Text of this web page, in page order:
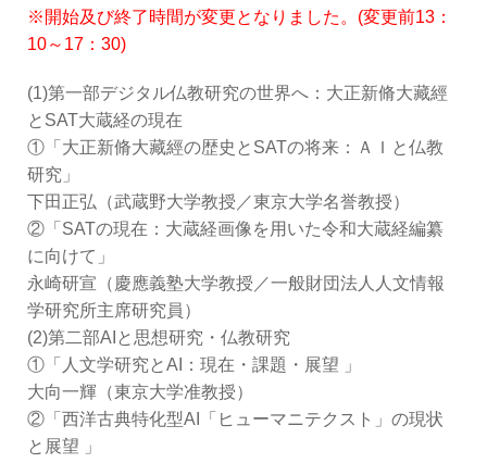
※開始及び終了時間が変更となりました。(変更前13：
10～17：30)
(1)第一部デジタル仏教研究の世界へ：大正新脩大藏經
とSAT大蔵経の現在
①「大正新脩大藏經の歴史とSATの将来：ＡＩと仏教
研究」
下田正弘（武蔵野大学教授／東京大学名誉教授）
②「SATの現在：大蔵経画像を用いた令和大蔵経編纂
に向けて」
永崎研宣（慶應義塾大学教授／一般財団法人人文情報
学研究所主席研究員）
(2)第二部AIと思想研究・仏教研究
①「人文学研究とAI：現在・課題・展望 」
大向一輝（東京大学准教授）
②「西洋古典特化型AI「ヒューマニテクスト」の現状
と展望 」